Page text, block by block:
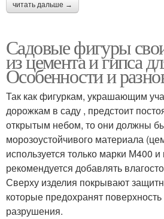
читать дальше →
Садовые фигуры
из цемента и гипса
Особенности и
Так как фигуркам, украшающим
дорожкам в саду , предстоит
открытым небом, то они должны
морозоустойчивого материала
используется только марки М400
рекомендуется добавлять
Сверху изделия покрывают
которые предохранят поверхность
разрушения.